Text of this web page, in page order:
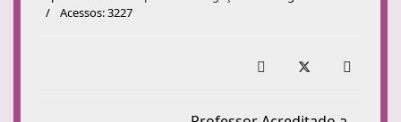
Acessos: 3227